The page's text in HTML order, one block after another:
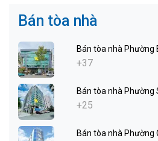
Bán tòa nhà
Bán tòa nhà Phường
+37
Bán tòa nhà Phường
+25
Bán tòa nhà Phường